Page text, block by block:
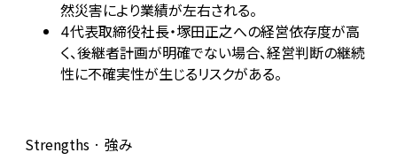
然災害により業績が左右される。
4代表取締役社長・塚田正之への経営依存度が高
く、後継者計画が明確でない場合、経営判断の継続
性に不確実性が生じるリスクがある。
Strengths · 強み